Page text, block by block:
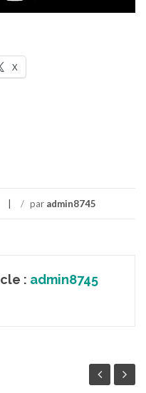
X
/ par admin8745
: admin8745